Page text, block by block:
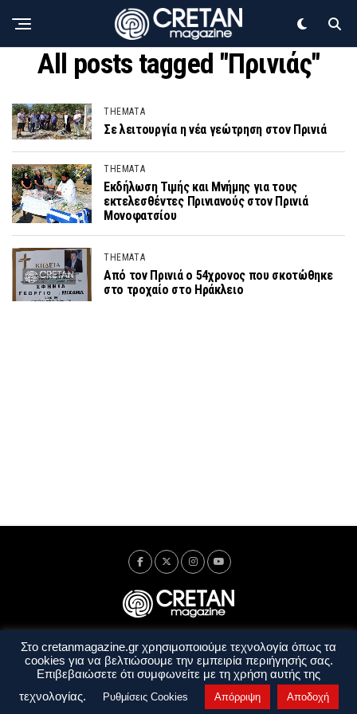
All posts tagged "Πρινιάς"
THEMATA
Σε λειτουργία η νέα γεώτρηση στον Πρινιά
THEMATA
Εκδήλωση Τιμής και Μνήμης για τους
εκτελεσθέντες Πρινιανούς στον Πρινιά
Μονοφατσίου
THEMATA
Από τον Πρινιά ο 54χρονος που σκοτώθηκε
στο τροχαίο στο Ηράκλειο
Ταυτότητα Πολιτική Απορρήτου
Όροι Χρήσης
Όροι και Προϋποθέσεις
Στο cretanmagazine.gr χρησιμοποιούμε τεχνολογία όπως τα
cookies για να βελτιώσουμε την εμπειρία περιήγησής σας.
Επιβεβαιώσετε ότι συμφωνείτε με τη χρήση αυτής της
τεχνολογίας.
Ρυθμίσεις Cookies Απόρριψη Αποδοχή